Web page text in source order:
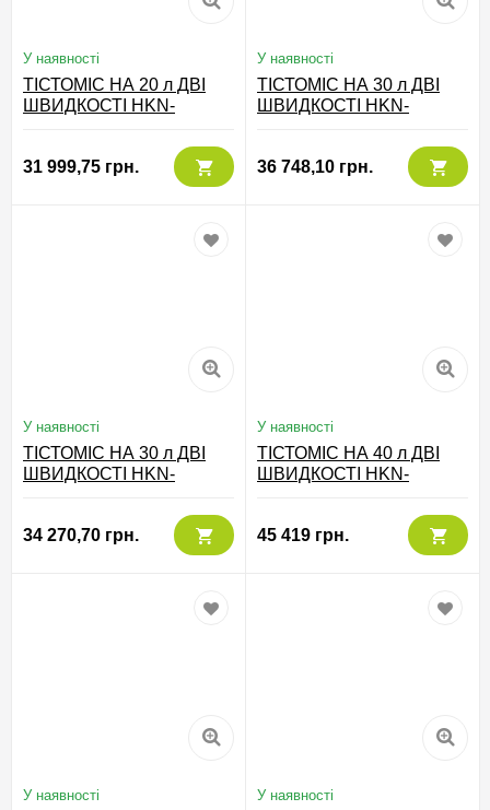
У наявності
ТІСТОМІС НА 20 л ДВІ
ШВИДКОСТІ HKN-
31 999,75 грн.
У наявності
ТІСТОМІС НА 30 л ДВІ
ШВИДКОСТІ HKN-
36 748,10 грн.
У наявності
ТІСТОМІС НА 30 л ДВІ
ШВИДКОСТІ HKN-
34 270,70 грн.
У наявності
ТІСТОМІС НА 40 л ДВІ
ШВИДКОСТІ HKN-
45 419 грн.
У наявності У наявності